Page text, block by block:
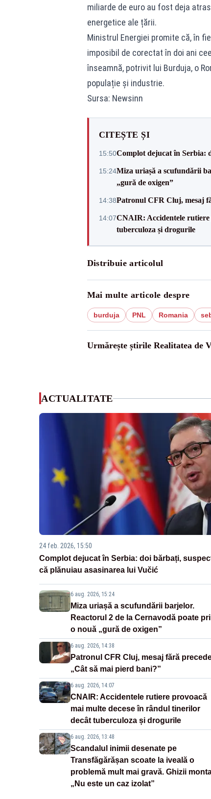
miliarde de euro au fost deja
energetice ale țării.
Ministrul Energiei promite că, în
imposibil de corectat în doi ani
înseamnă, potrivit lui Burduja, o
populație și industrie.
Sursa: Newsinn
CITEȘTE ȘI
15:50Complot dejucat în Serbia:
15:24Miza uriașă a scufundării
„gură de oxigen”
14:38Patronul CFR Cluj, mesaj
14:07CNAIR: Accidentele rutiere
tuberculoza și drogurile
Distribuie articolul
Mai multe articole despre
burduja PNL Romania
Urmărește știrile Realitatea de
ACTUALITATE
24 feb. 2026, 15:50
Complot dejucat în Serbia: doi bărbați,
că plănuiau asasinarea lui Vučić
6 aug. 2026, 15:24
Miza uriașă a scufundării barjelor.
Reactorul 2 de la Cernavodă poate
o nouă „gură de oxigen”
6 aug. 2026, 14:38
Patronul CFR Cluj, mesaj fără
„Cât să mai pierd bani?”
6 aug. 2026, 14:07
CNAIR: Accidentele rutiere provoacă
mai multe decese în rândul tinerilor
decât tuberculoza și drogurile
6 aug. 2026, 13:48
Scandalul inimii desenate pe
Transfăgărășan scoate la iveală o
problemă mult mai gravă. Ghizii
„Nu este un caz izolat”